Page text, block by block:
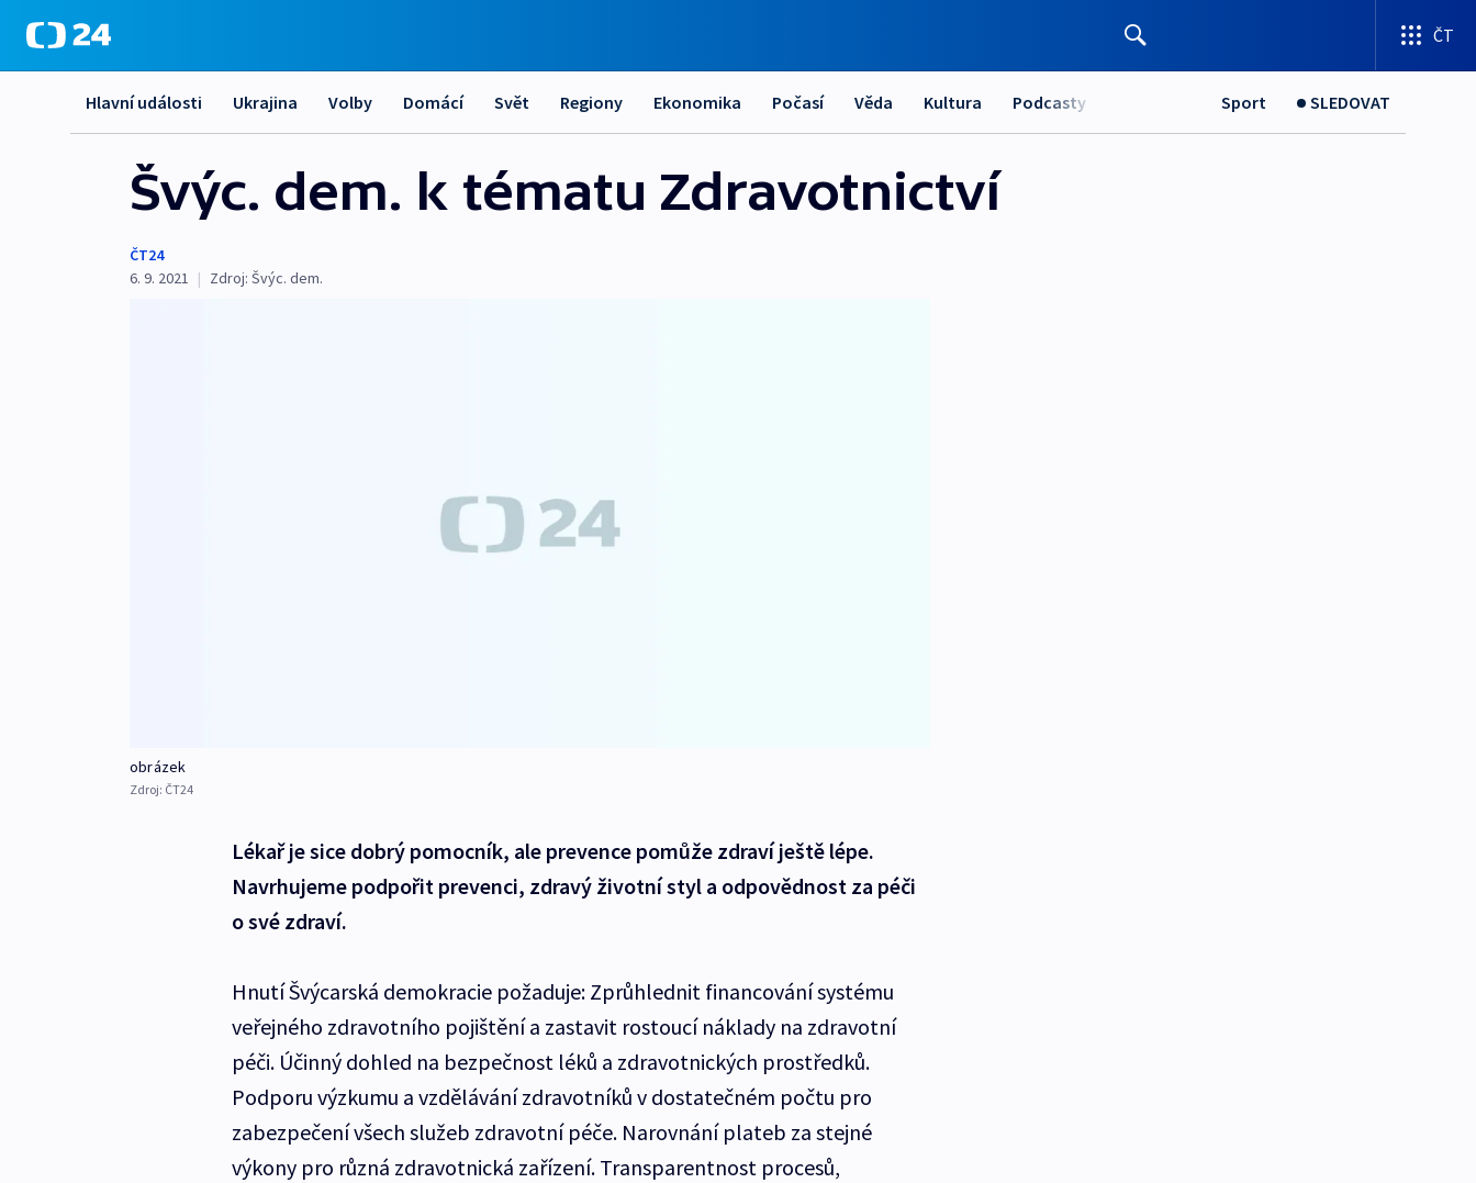
ČT
Hlavní události Ukrajina Volby Domácí Svět Regiony Ekonomika Počasí Věda Kultura Podcasty Sport SLEDOVAT
Švýc. dem. k tématu Zdravotnictví
ČT24
6. 9. 2021 | Zdroj: Švýc. dem.
obrázek
Zdroj: ČT24
Lékař je sice dobrý pomocník, ale prevence pomůže zdraví ještě lépe.
Navrhujeme podpořit prevenci, zdravý životní styl a odpovědnost za péči
o své zdraví.
Hnutí Švýcarská demokracie požaduje: Zprůhlednit financování systému
veřejného zdravotního pojištění a zastavit rostoucí náklady na zdravotní
péči. Účinný dohled na bezpečnost léků a zdravotnických prostředků.
Podporu výzkumu a vzdělávání zdravotníků v dostatečném počtu pro
zabezpečení všech služeb zdravotní péče. Narovnání plateb za stejné
výkony pro různá zdravotnická zařízení. Transparentnost procesů,